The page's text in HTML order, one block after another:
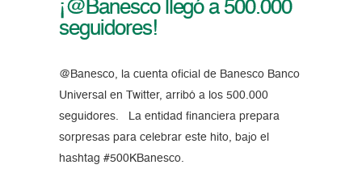
¡@Banesco llegó a 500.000
seguidores!
@Banesco, la cuenta oficial de Banesco Banco
Universal en Twitter, arribó a los 500.000
seguidores. La entidad financiera prepara
sorpresas para celebrar este hito, bajo el
hashtag #500KBanesco.